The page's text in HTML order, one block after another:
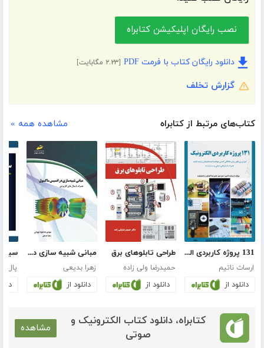
نصب رایگان اپلیکیشن کتابراه
دانلود رایگان کتاب با فرمت PDF [۲.۲۳ مگابایت]
گزارش تخلف
کتاب‌های مرتبط از کتابراه مشاهده همه »
131 پروژه کاربردی الکترونیک
ارساث ناتیم
دانلود از
طراحی تابلوهای برق
حمیدرضا ولی زاده
دانلود از
مبانی شبیه سازی در انسیس ماکسول همراه با مثال‌های کاربردی
زهرا بدیعی
دانلود از
پال
کتابراه، دانلود کتاب الکترونیک و
صوتی
مشاهده